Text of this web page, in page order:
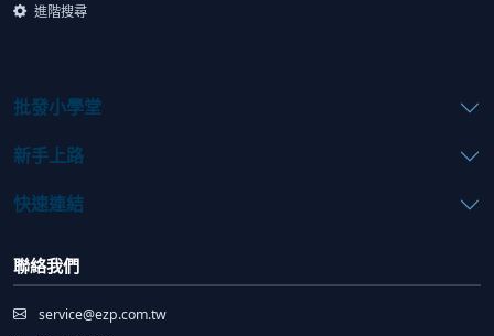
進階搜尋
批發小學堂
新手上路
快速連結
聯絡我們
service@ezp.com.tw